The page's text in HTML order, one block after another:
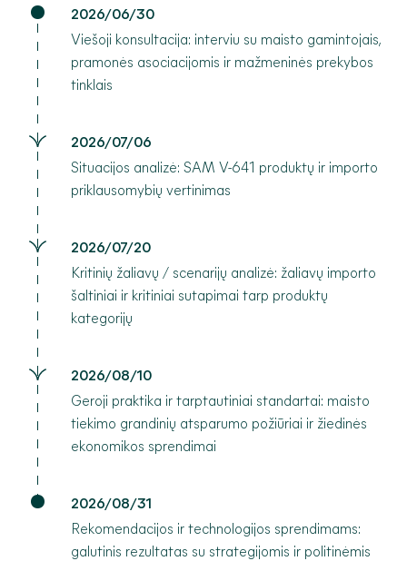
2026/06/30
Viešoji konsultacija: interviu su maisto gamintojais,
pramonės asociacijomis ir mažmeninės prekybos
tinklais
2026/07/06
Situacijos analizė: SAM V-641 produktų ir importo
priklausomybių vertinimas
2026/07/20
Kritinių žaliavų / scenarijų analizė: žaliavų importo
šaltiniai ir kritiniai sutapimai tarp produktų
kategorijų
2026/08/10
Geroji praktika ir tarptautiniai standartai: maisto
tiekimo grandinių atsparumo požiūriai ir žiedinės
ekonomikos sprendimai
2026/08/31
Rekomendacijos ir technologijos sprendimams:
galutinis rezultatas su strategijomis ir politinėmis